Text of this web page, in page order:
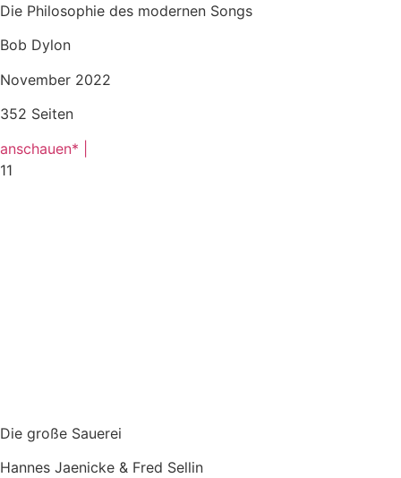
Die Philosophie des modernen Songs
Bob Dylon
November 2022
352 Seiten
anschauen* |
11
Die große Sauerei
Hannes Jaenicke & Fred Sellin